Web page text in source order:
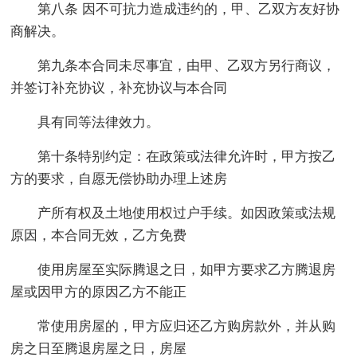
第八条 因不可抗力造成违约的，甲、乙双方友好协
商解决。
第九条本合同未尽事宜，由甲、乙双方另行商议，
并签订补充协议，补充协议与本合同
具有同等法律效力。
第十条特别约定：在政策或法律允许时，甲方按乙
方的要求，自愿无偿协助办理上述房
产所有权及土地使用权过户手续。如因政策或法规
原因，本合同无效，乙方免费
使用房屋至实际腾退之日，如甲方要求乙方腾退房
屋或因甲方的原因乙方不能正
常使用房屋的，甲方应归还乙方购房款外，并从购
房之日至腾退房屋之日，房屋